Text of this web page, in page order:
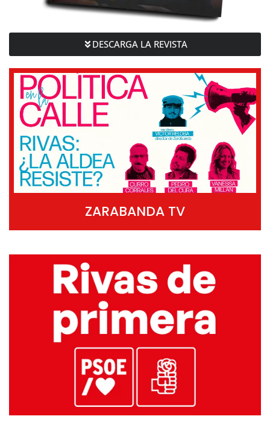
DESCARGA LA REVISTA
ZARABANDA TV